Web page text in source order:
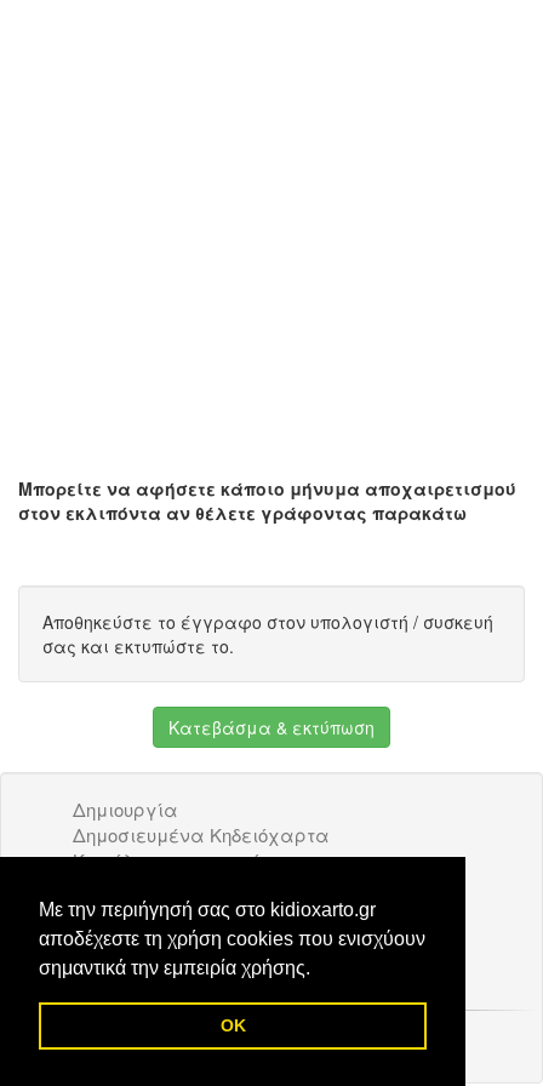
Με την περιήγησή σας στο kidioxarto.gr
αποδέχεστε τη χρήση cookies που ενισχύουν
σημαντικά την εμπειρία χρήσης.
OK
Μπορείτε να αφήσετε κάποιο μήνυμα αποχαιρετισμού
στον εκλιπόντα αν θέλετε γράφοντας παρακάτω
Αποθηκεύστε το έγγραφο στον υπολογιστή / συσκευή
σας και εκτυπώστε το.
Κατεβάσμα & εκτύπωση
Δημιουργία
Δημοσιευμένα Κηδειόχαρτα
Κατάλογος επιχειρήσεων
Διαφήμιση
Επικοινωνία
© 2026 Kidioxarto.gr /Επικοινωνία